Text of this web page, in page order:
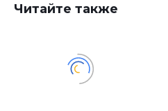
Читайте также